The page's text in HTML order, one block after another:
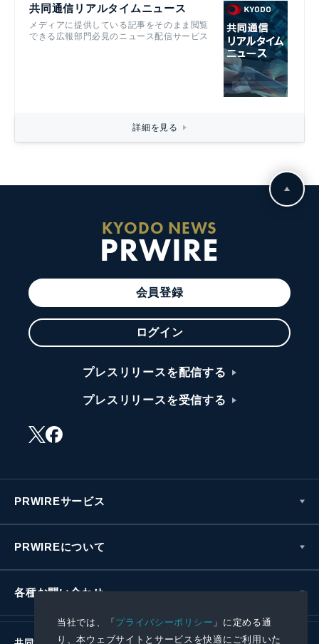
当社では、「プライバシーポリシー 」に定める通
り、本ウェブサイトとサービスを快適にご利用いた
共同通信リアルタイムニュース
メディアに提供している記事をそのまま閲覧
できる広報部門必見のニュース配信サービス
詳細を見る
KYODO NEWS
PRWIRE
会員登録
ログイン
プレスリリースを配信する
プレスリリースを受信する
PRWIREサービス
PRWIREについて
各種お問い合わせ